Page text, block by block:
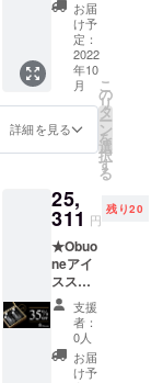
送料
込）の
28％OF
料につ
いて】
※郵送に
てお届
には、
ご自宅
送料も
含まれ
ており
ます。
【その
他注意
事項】
※本プロ
21.5cm
重さ 約
3kg)
【早割2
25％OF
F 先着
149名】
【先着
149名様
[1セッ
トあた
り、一
般販売
予定価
格
12,980
（税・
送料
込）の
セット
内容】
大理石
ストー
ン×8(ホ
ワイト
4、ブ
ラック
4) グラ
イスト
ング×1
布製
ポーチ×
１ 特製
収納
ケース
付き(縦
18cm×
お届
け予
定：
2022
年10
月
詳細を見る
こ
の
リ
タ
ー
ン
を
選
択
す
る
25,
311 円
残り20
★Obuo
neアイ
スス
トーン
セット
×3セッ
ト 【1
セット
支援
者：
0人
お届
け予